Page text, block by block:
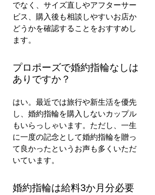
でなく、サイズ直しやアフターサー
ビス、購入後も相談しやすいお店か
どうかを確認することをおすすめし
ます。
プロポーズで婚約指輪なしは
ありですか？
はい。最近では旅行や新生活を優先
し、婚約指輪を購入しないカップル
もいらっしゃいます。ただし、一生
に一度の記念として婚約指輪を贈っ
て良かったというお声も多くいただ
いています。
婚約指輪は給料3か月分必要